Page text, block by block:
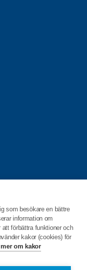
som besökare en bättre
information om
förbättra funktioner och
kakor (cookies) för
mer om kakor